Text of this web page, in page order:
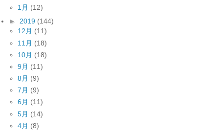
1月 (12)
► 2019 (144)
12月 (11)
11月 (18)
10月 (18)
9月 (11)
8月 (9)
7月 (9)
6月 (11)
5月 (14)
4月 (8)